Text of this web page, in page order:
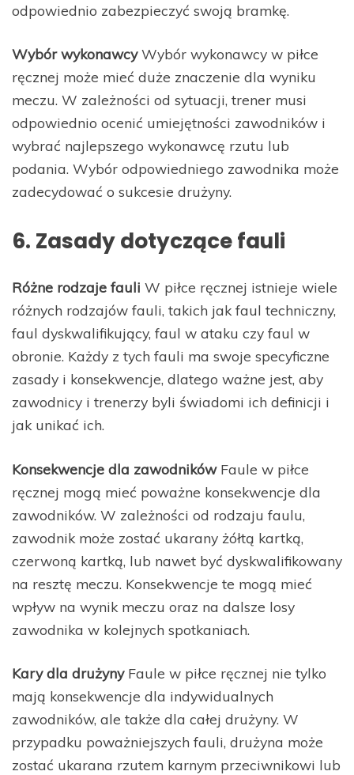
odpowiednio zabezpieczyć swoją bramkę.
Wybór wykonawcyWybór wykonawcy w piłce
ręcznej może mieć duże znaczenie dla wyniku
meczu. W zależności od sytuacji, trener musi
odpowiednio ocenić umiejętności zawodników i
wybrać najlepszego wykonawcę rzutu lub
podania. Wybór odpowiedniego zawodnika może
zadecydować o sukcesie drużyny.
6. Zasady dotyczące fauli
Różne rodzaje fauli W piłce ręcznej istnieje wiele
różnych rodzajów fauli, takich jak faul techniczny,
faul dyskwalifikujący, faul w ataku czy faul w
obronie. Każdy z tych fauli ma swoje specyficzne
zasady i konsekwencje, dlatego ważne jest, aby
zawodnicy i trenerzy byli świadomi ich definicji i
jak unikać ich.
Konsekwencje dla zawodnikówFaule w piłce
ręcznej mogą mieć poważne konsekwencje dla
zawodników. W zależności od rodzaju faulu,
zawodnik może zostać ukarany żółtą kartką,
czerwoną kartką, lub nawet być dyskwalifikowany
na resztę meczu. Konsekwencje te mogą mieć
wpływ na wynik meczu oraz na dalsze losy
zawodnika w kolejnych spotkaniach.
Kary dla drużynyFaule w piłce ręcznej nie tylko
mają konsekwencje dla indywidualnych
zawodników, ale także dla całej drużyny. W
przypadku poważniejszych fauli, drużyna może
zostać ukarana rzutem karnym przeciwnikowi lub